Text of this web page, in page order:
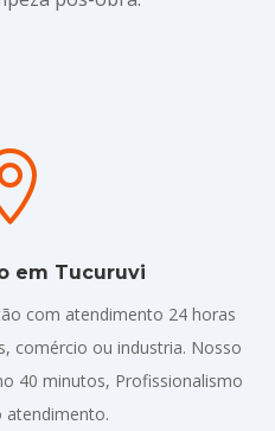
em Tucuruvi
com atendimento 24 horas
comércio ou industria. Nosso
40 minutos, Profissionalismo